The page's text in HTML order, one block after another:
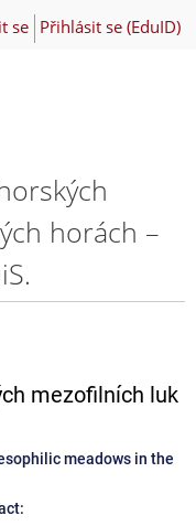
se Přihlásit se (EduID)
horách –
mezofilních luk
meadows in the